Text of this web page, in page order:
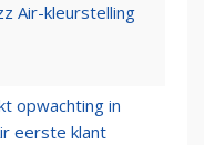
Air-kleurstelling
opwachting in
eerste klant